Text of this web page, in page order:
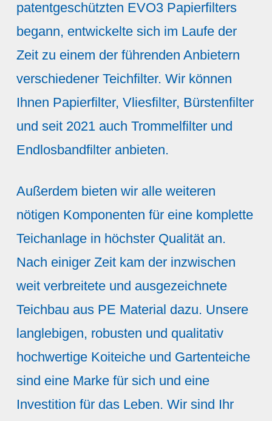
patentgeschützten EVO3 Papierfilters
begann, entwickelte sich im Laufe der
Zeit zu einem der führenden Anbietern
verschiedener Teichfilter. Wir können
Ihnen Papierfilter, Vliesfilter, Bürstenfilter
und seit 2021 auch Trommelfilter und
Endlosbandfilter anbieten.
Außerdem bieten wir alle weiteren
nötigen Komponenten für eine komplette
Teichanlage in höchster Qualität an.
Nach einiger Zeit kam der inzwischen
weit verbreitete und ausgezeichnete
Teichbau aus PE Material dazu. Unsere
langlebigen, robusten und qualitativ
hochwertige Koiteiche und Gartenteiche
sind eine Marke für sich und eine
Investition für das Leben. Wir sind Ihr